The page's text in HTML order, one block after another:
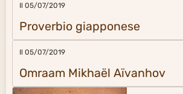
Il 05/07/2019
Proverbio giapponese
Il 05/07/2019
Omraam Mikhaël Aïvanhov